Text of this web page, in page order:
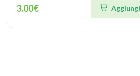
3.00€ Aggiungi